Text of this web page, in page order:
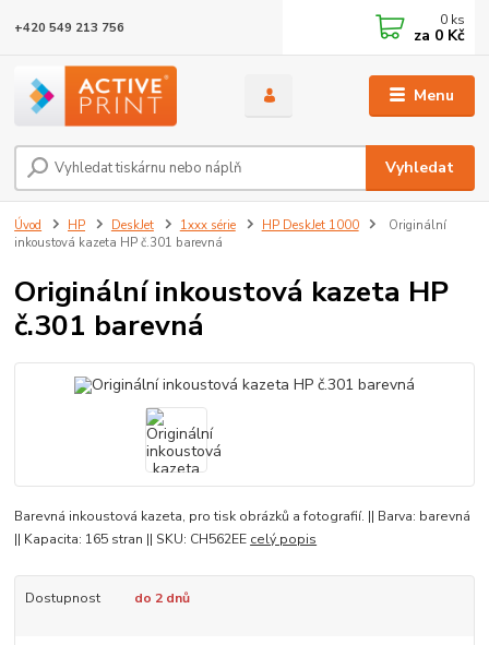
Menu
Vyhledat
+420 549 213 756 0 ks
za 0 Kč
Úvod HP DeskJet 1xxx série HP DeskJet 1000
Originální
inkoustová kazeta HP č.301 barevná
Originální inkoustová kazeta HP
č.301 barevná
Barevná inkoustová kazeta, pro tisk obrázků a fotografií. || Barva: barevná
|| Kapacita: 165 stran || SKU: CH562EE celý popis
Dostupnost do 2 dnů